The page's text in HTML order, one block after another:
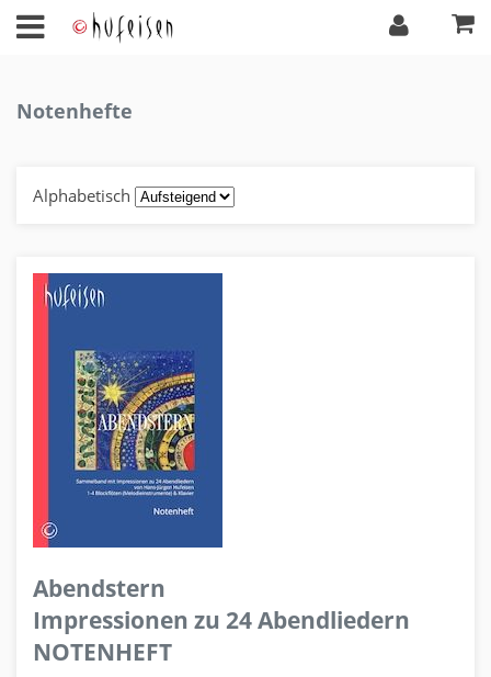
Notenhefte
Alphabetisch
Abendstern
Impressionen zu 24 Abendliedern
NOTENHEFT